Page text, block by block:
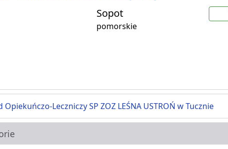
Sopot
pomorskie
Opiekuńczo-Leczniczy SP ZOZ LEŚNA USTROŃ w Tucznie